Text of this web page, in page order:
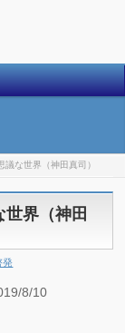
な世界（神田真司）
界（神田
発
8/10